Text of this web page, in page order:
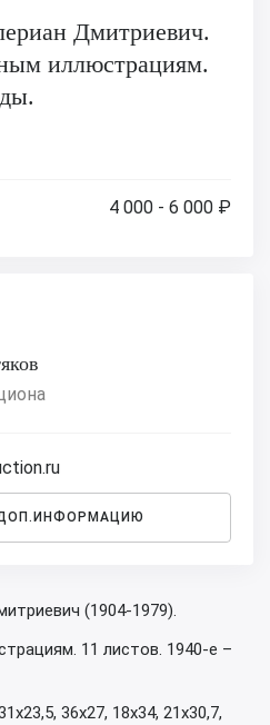
Дмитриевич.
иллюстрациям.
4 000 - 6 000 ₽
(1904-1979).
11 листов. 1940-е –
36х27, 18х34, 21х30,7,